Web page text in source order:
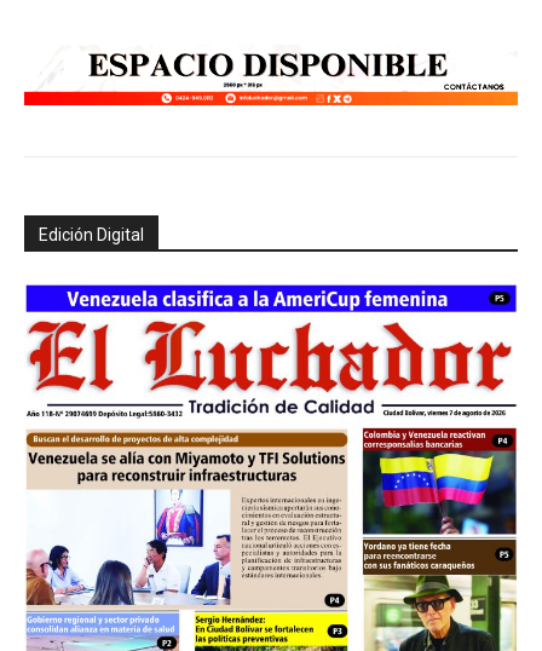
Edición Digital